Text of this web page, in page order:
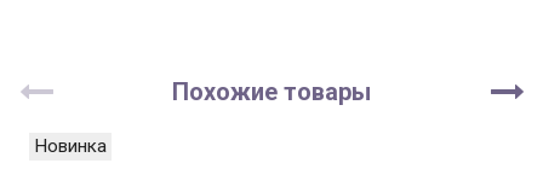
Похожие товары
Новинка